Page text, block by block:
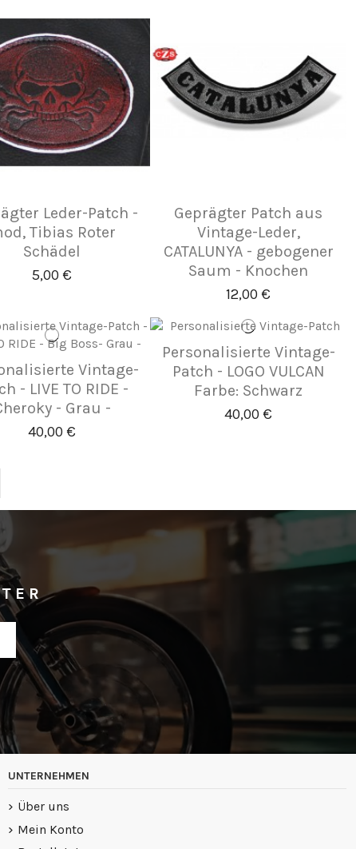
Leder-Patch -
Tibias Roter
Schädel
5,00 €
Geprägter Patch aus
Vintage-Leder,
CATALUNYA - gebogener
Saum - Knochen
12,00 €
Vintage-
- LIVE TO RIDE -
- Grau -
40,00 €
Personalisierte Vintage-
Patch - LOGO VULCAN
Farbe: Schwarz
40,00 €
UNTERNEHMEN
Über uns
Mein Konto